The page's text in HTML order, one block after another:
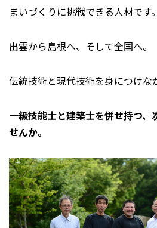
まいづくりに挑戦できる人材です。
出雲から島根へ、そして全国へ。
伝統技術と現代技術を身につけな
一級技能士と建築士を併せ持つ、
せんか。